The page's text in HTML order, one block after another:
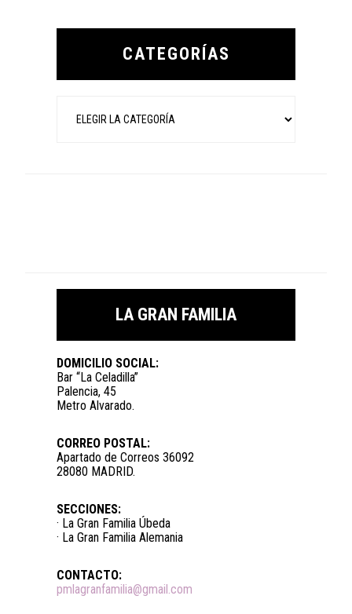
Primary
CATEGORÍAS
LA GRAN FAMILIA
DOMICILIO SOCIAL:
Bar “La Celadilla”
Palencia, 45
Metro Alvarado.
CORREO POSTAL:
Apartado de Correos 36092
28080 MADRID.
SECCIONES:
· La Gran Familia Úbeda
· La Gran Familia Alemania
CONTACTO:
pmlagranfamilia@gmail.com